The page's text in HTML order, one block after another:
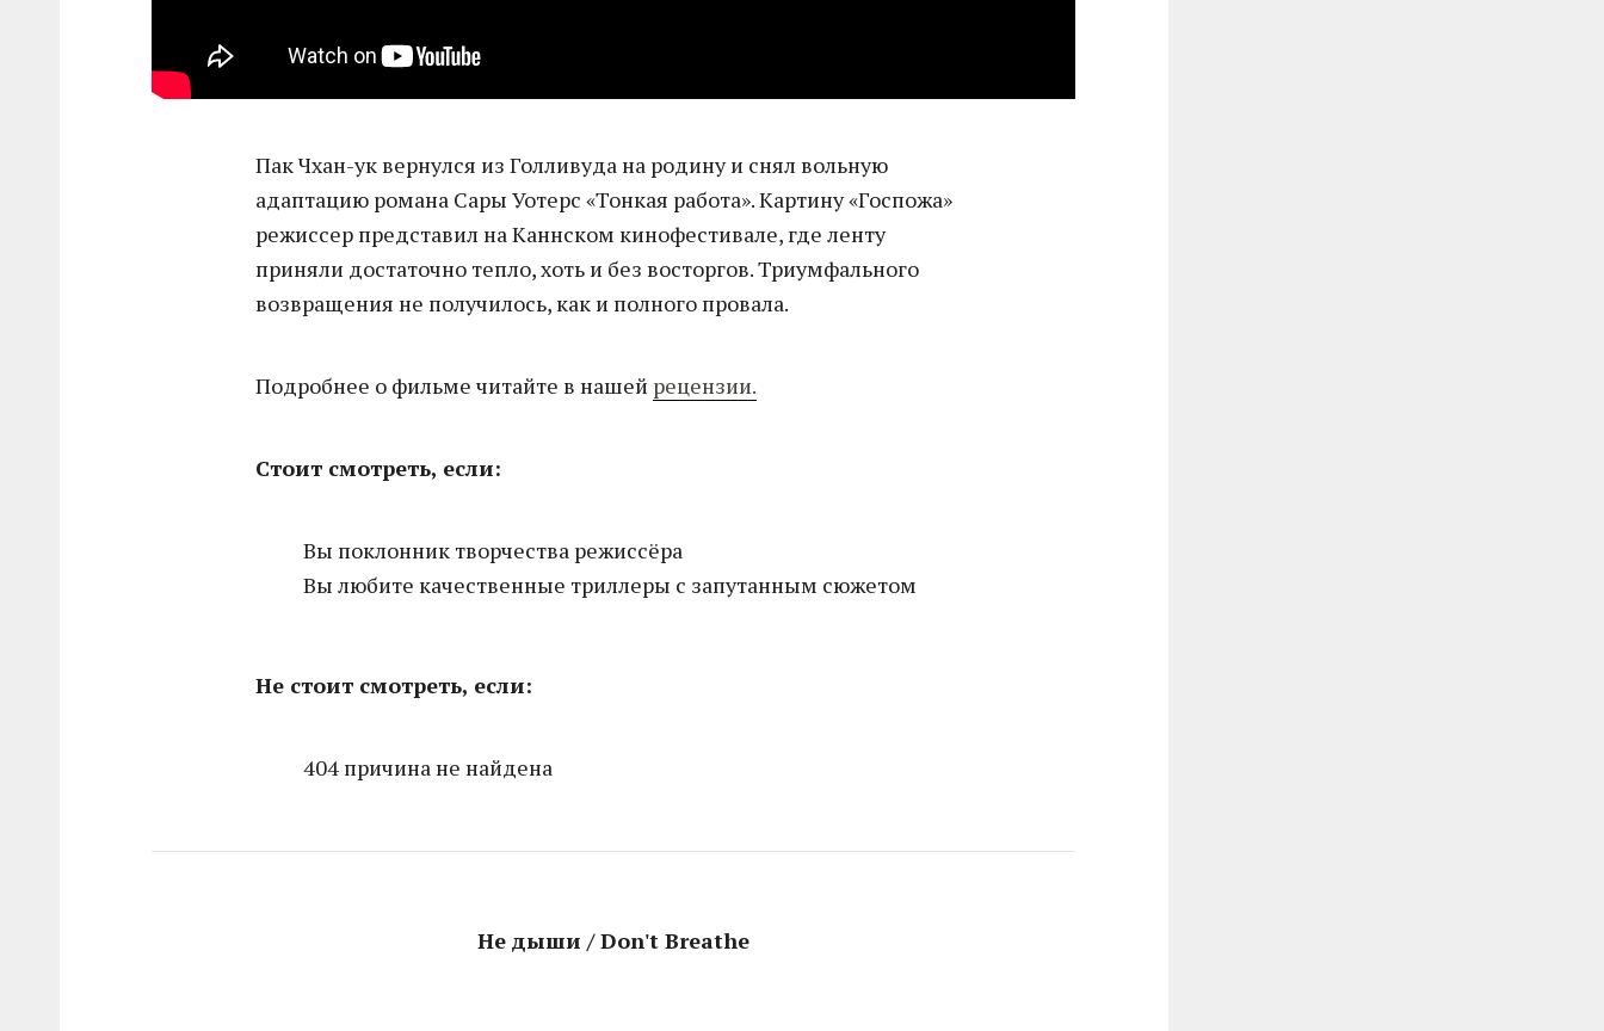
Пак Чхан-ук вернулся из Голливуда на родину и снял вольную
адаптацию романа Сары Уотерс «Тонкая работа». Картину «Госпожа»
режиссер представил на Каннском кинофестивале, где ленту
приняли достаточно тепло, хоть и без восторгов. Триумфального
возвращения не получилось, как и полного провала.
Подробнее о фильме читайте в нашей рецензии.
Стоит смотреть, если:
Вы поклонник творчества режиссёра
Вы любите качественные триллеры с запутанным сюжетом
Не стоит смотреть, если:
404 причина не найдена
Не дыши / Don't Breathe